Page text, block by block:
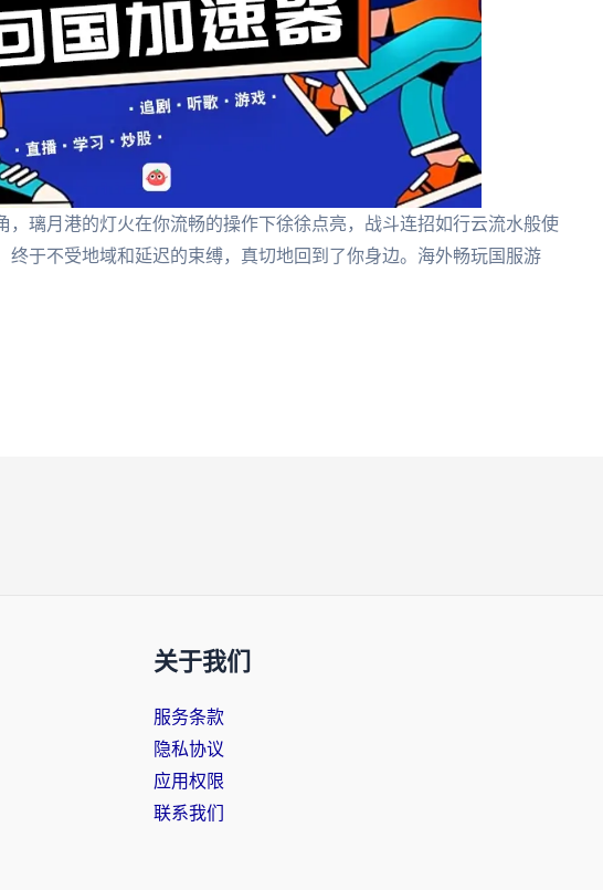
，璃月港的灯火在你流畅的操作下徐徐点亮，战斗连招如行云流水般使
于不受地域和延迟的束缚，真切地回到了你身边。海外畅玩国服游
关于我们
服务条款
隐私协议
应用权限
联系我们